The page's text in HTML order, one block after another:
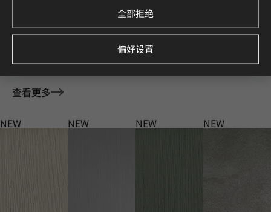
Deco Film 家具膜 全新花色
探索灵感源于最新趋势的全新花色。
查看更多
NEW NEW NEW NEW
全部拒绝
偏好设置